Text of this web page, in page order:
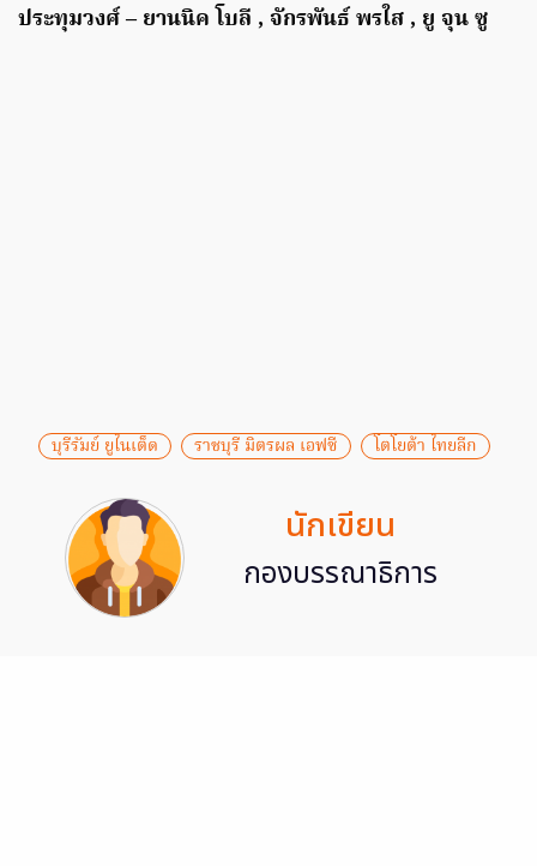
ประทุมวงศ์ – ยานนิค โบลี , จักรพันธ์ พรใส , ยู จุน ซู
บุรีรัมย์ ยูไนเต็ด ราชบุรี มิตรผล เอฟซี โตโยต้า ไทยลีก
นักเขียน
กองบรรณาธิการ